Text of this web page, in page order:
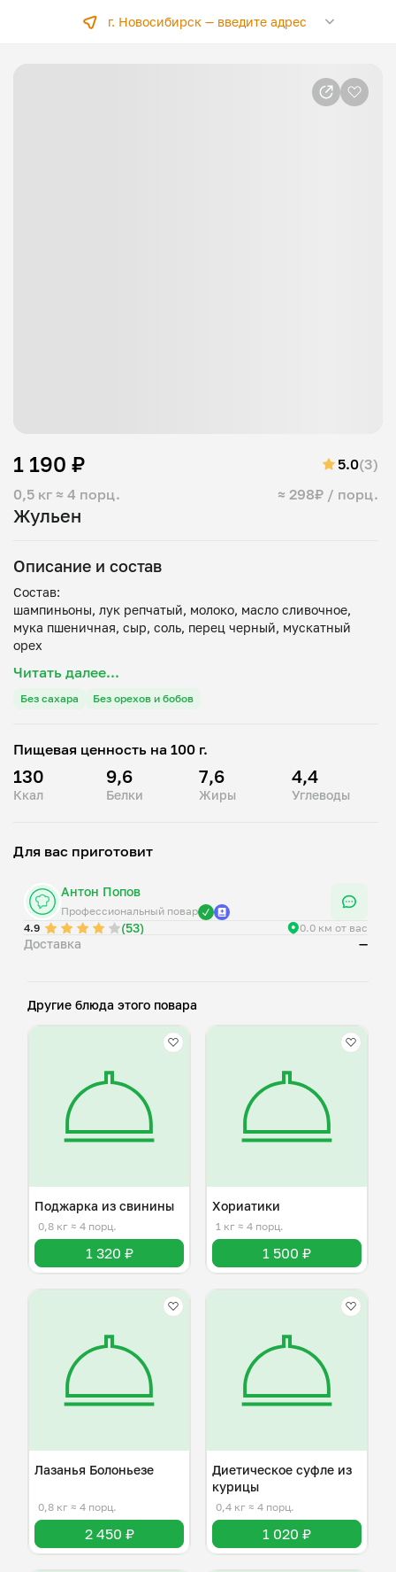
г. Новосибирск —введите адрес
Жульен
0,5 кг ≈ 4 порц. ≈ 298₽ / порц.
1 190 ₽ 5.0(3)
Описание и состав
Состав:
шампиньоны, лук репчатый, молоко, масло сливочное,
мука пшеничная, сыр, соль, перец черный, мускатный
Читать далее...
Без сахара Без орехов и бобов
Пищевая ценность на 100 г.
130
Ккал
9,6
Белки
7,6
Жиры
4,4
Углеводы
Для вас приготовит
Антон Попов
Профессиональный повар
4.9
(53) 0.0 км от вас
Доставка —
Другие блюда этого повара
Поджарка из свинины
0,8 кг ≈ 4 порц.
1 320 ₽
Хориатики
1 кг ≈ 4 порц.
1 500 ₽
Лазанья Болоньезе
0,8 кг ≈ 4 порц.
2 450 ₽
Диетическое суфле из
курицы
0,4 кг ≈ 4 порц.
1 020 ₽